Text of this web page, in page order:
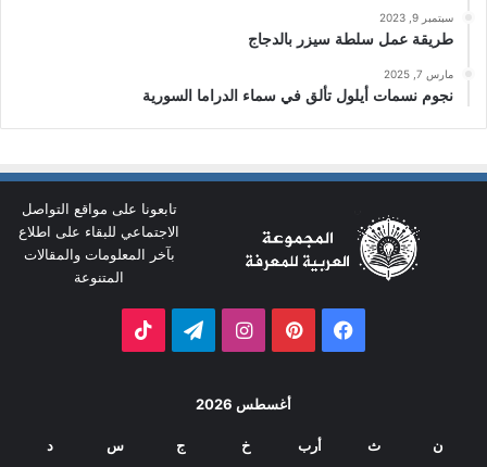
سبتمبر 9, 2023
طريقة عمل سلطة سيزر بالدجاج
مارس 7, 2025
نجوم نسمات أيلول تألق في سماء الدراما السورية
تابعونا على مواقع التواصل
الاجتماعي للبقاء على اطلاع
بآخر المعلومات والمقالات
المتنوعة
فيسبوك بينتيريستانستقرامتيلقرام
أغسطس 2026
ن ث أرب خ ج س د